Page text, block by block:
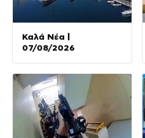
Καλά Νέα |
07/08/2026